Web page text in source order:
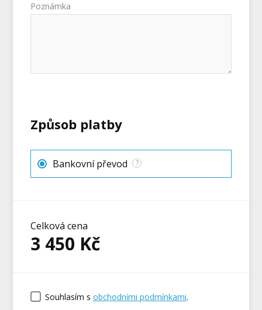
Poznámka
Způsob platby
Bankovní převod ?
Celková cena
3 450 Kč
Souhlasím sobchodními podmínkami.